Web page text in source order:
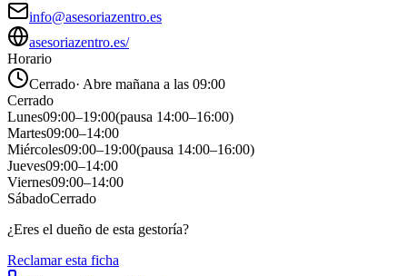
info@asesoriazentro.es
asesoriazentro.es/
Horario
Cerrado· Abre mañana a las 09:00
Cerrado
Lunes09:00–19:00(pausa 14:00–16:00)
Martes09:00–14:00
Miércoles09:00–19:00(pausa 14:00–16:00)
Jueves09:00–14:00
Viernes09:00–14:00
SábadoCerrado
¿Eres el dueño de esta gestoría?
Reclamar esta ficha